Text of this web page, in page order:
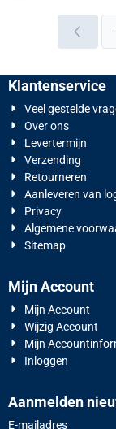
Klantenservice
Veel gestelde
Over ons
Levertermijn
Verzending
Retourneren
Aanleveren van
Privacy
Algemene
Sitemap
Mijn Account
Mijn Account
Wijzig Account
Mijn
Inloggen
Aanmelden
E-mailadresVul je e-